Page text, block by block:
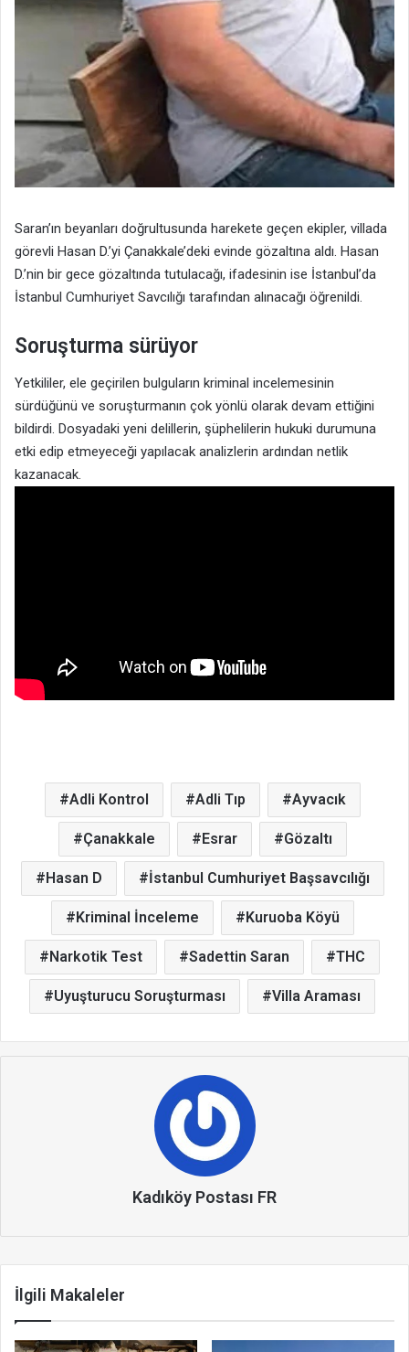
Saran’ın beyanları doğrultusunda harekete geçen ekipler, villada
görevli Hasan D.’yi Çanakkale’deki evinde gözaltına aldı. Hasan
D.’nin bir gece gözaltında tutulacağı, ifadesinin ise İstanbul’da
İstanbul Cumhuriyet Savcılığı tarafından alınacağı öğrenildi.
Soruşturma sürüyor
Yetkililer, ele geçirilen bulguların kriminal incelemesinin
sürdüğünü ve soruşturmanın çok yönlü olarak devam ettiğini
bildirdi. Dosyadaki yeni delillerin, şüphelilerin hukuki durumuna
etki edip etmeyeceği yapılacak analizlerin ardından netlik
kazanacak.
Adli Kontrol Adli Tıp Ayvacık
Çanakkale Esrar Gözaltı
Hasan D İstanbul Cumhuriyet Başsavcılığı
Kriminal İnceleme Kuruoba Köyü
Narkotik Test Sadettin Saran THC
Uyuşturucu Soruşturması Villa Araması
Kadıköy Postası FR
İlgili Makaleler